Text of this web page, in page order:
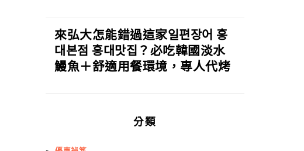
來弘大怎能錯過這家일편장어 홍
대본점 홍대맛집？必吃韓國淡水
鰻魚＋舒適用餐環境，專人代烤
分類